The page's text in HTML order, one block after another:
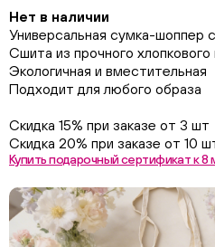
Нет в наличии
Универсальная сумка-шоппер
Сшита из прочного хлопкового
Экологичная и вместительная
Подходит для любого образа
Скидка 15% при заказе от 3 шт
Скидка 20% при заказе от 10
Купить подарочный сертификат к 8